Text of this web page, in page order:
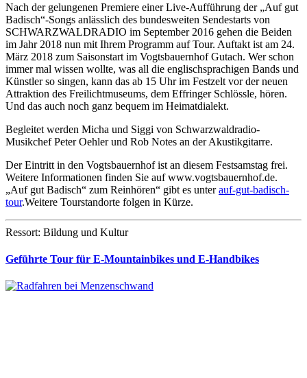
Nach der gelungenen Premiere einer Live-Aufführung der „Auf gut
Badisch“-Songs anlässlich des bundesweiten Sendestarts von
SCHWARZWALDRADIO im September 2016 gehen die Beiden
im Jahr 2018 nun mit Ihrem Programm auf Tour. Auftakt ist am 24.
März 2018 zum Saisonstart im Vogtsbauernhof Gutach. Wer schon
immer mal wissen wollte, was all die englischsprachigen Bands und
Künstler so singen, kann das ab 15 Uhr im Festzelt vor der neuen
Attraktion des Freilichtmuseums, dem Effringer Schlössle, hören.
Und das auch noch ganz bequem im Heimatdialekt.
Begleitet werden Micha und Siggi von Schwarzwaldradio-
Musikchef Peter Oehler und Rob Notes an der Akustikgitarre.
Der Eintritt in den Vogtsbauernhof ist an diesem Festsamstag frei.
Weitere Informationen finden Sie auf www.vogtsbauernhof.de.
„Auf gut Badisch“ zum Reinhören“ gibt es unterauf-gut-badisch-
tour.Weitere Tourstandorte folgen in Kürze.
Ressort: Bildung und Kultur
Geführte Tour für E-Mountainbikes und E-Handbikes